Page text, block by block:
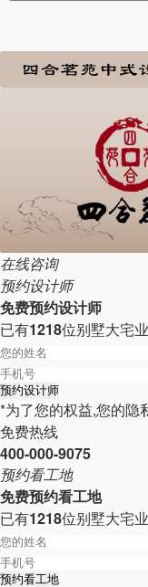
在线咨询
预约设计师
免费预约设计师
已有1218位别墅大宅
*为了您的权益,您的隐
免费热线
400-000-9075
预约看工地
免费预约看工地
已有1218位别墅大宅